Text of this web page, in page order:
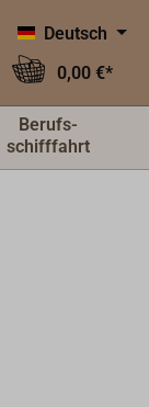
Deutsch
0,00 €*
Berufs-
schifffahrt